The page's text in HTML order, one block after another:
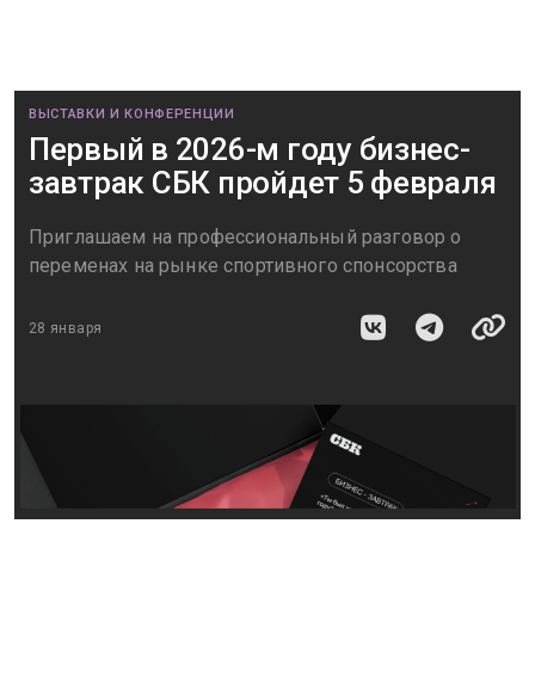
ВЫСТАВКИ И КОНФЕРЕНЦИИ
Первый в 2026-м году бизнес-
завтрак СБК пройдет 5 февраля
Приглашаем на профессиональный разговор о
переменах на рынке спортивного спонсорства
28 января